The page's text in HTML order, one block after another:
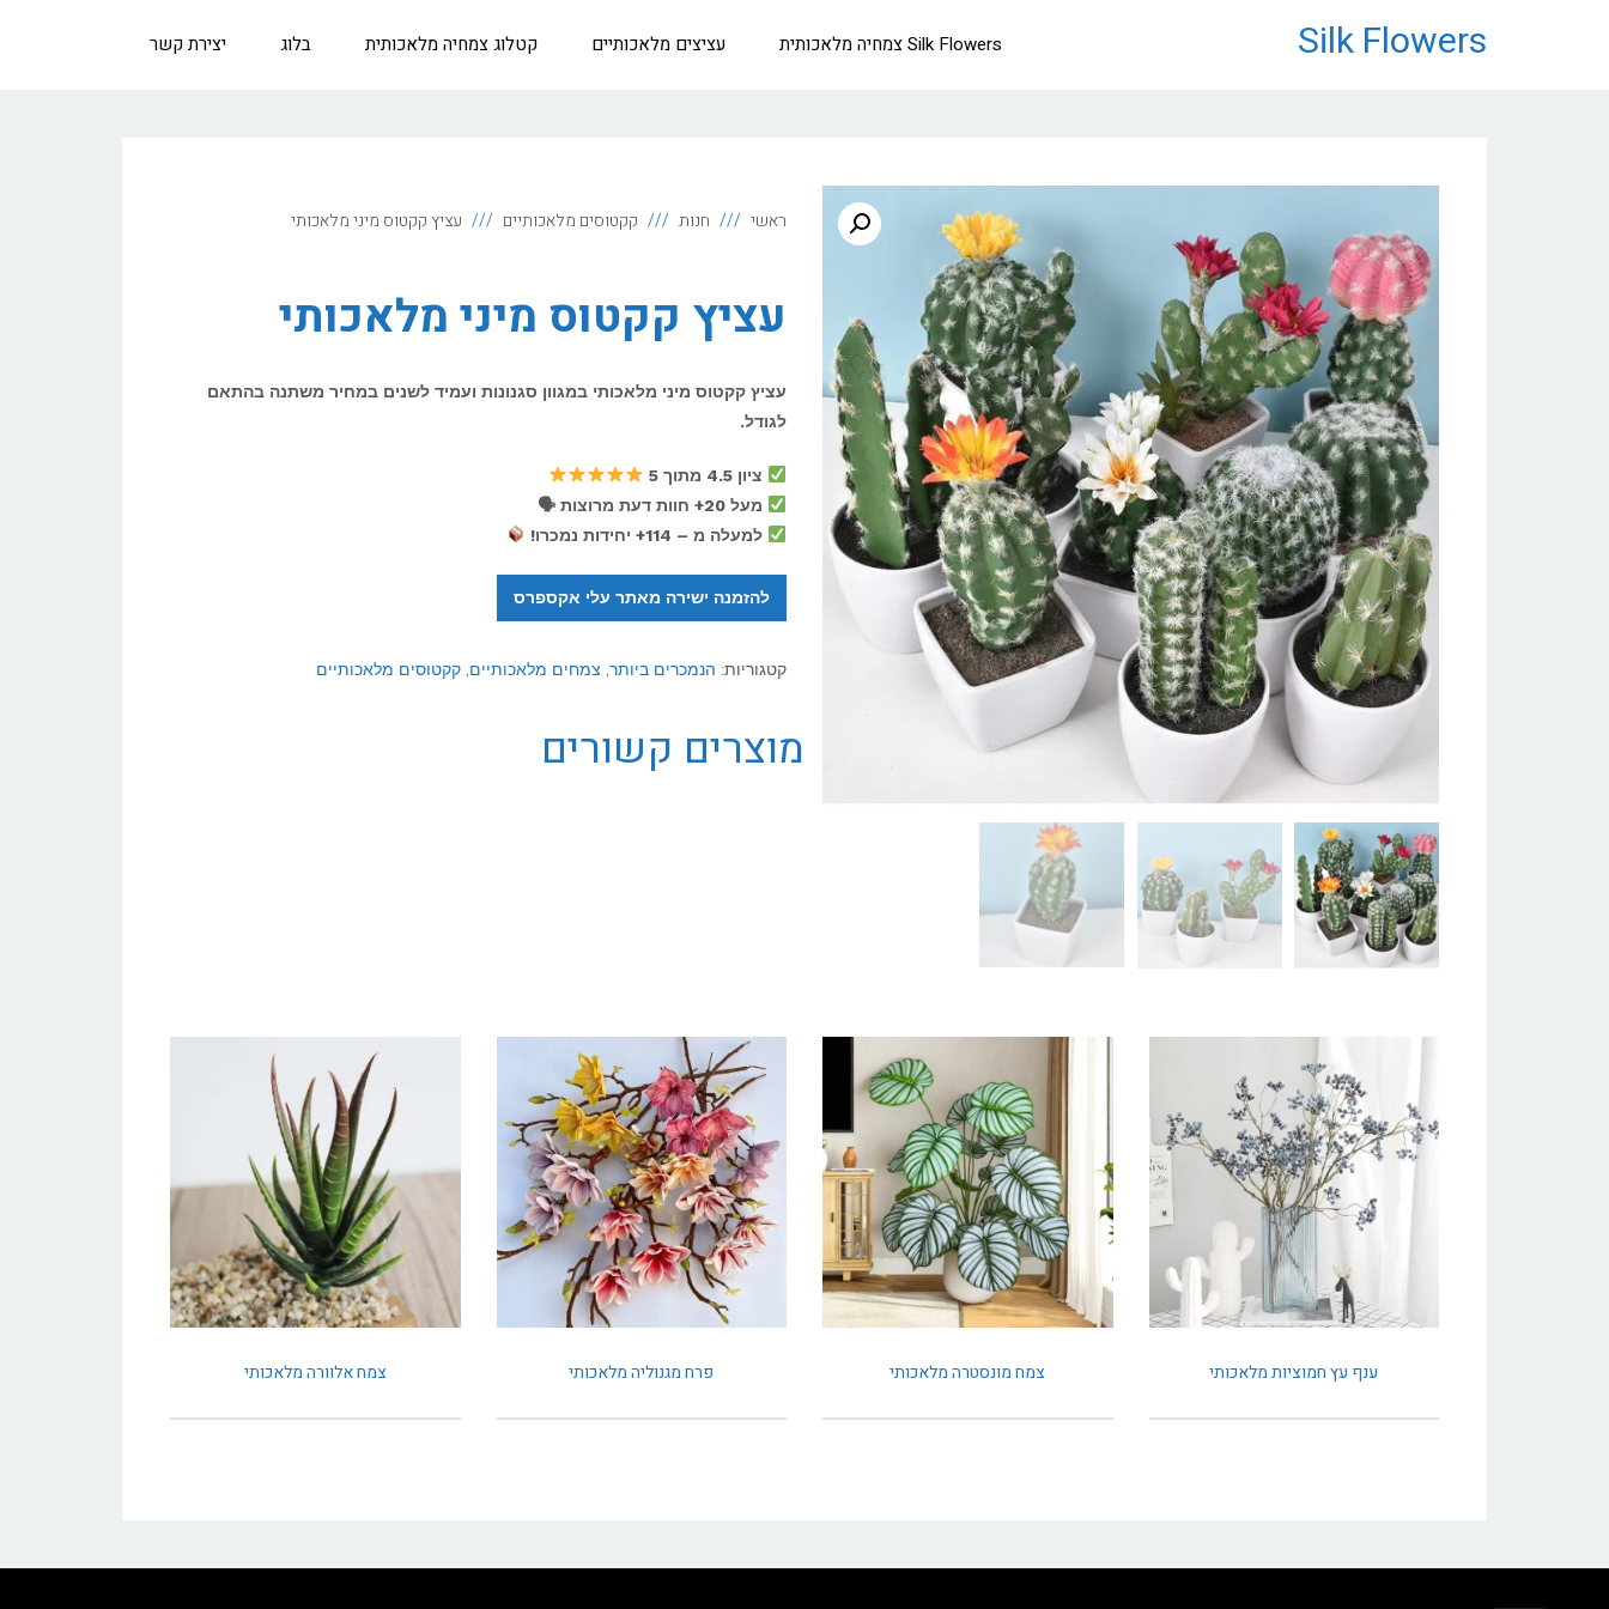
Silk Flowers Silk Flowers צמחיה מלאכותית עציצים מלאכותיים קטלוג צמחיה מלאכותית בלוג יצירת קשר
ראשי חנות קקטוסים מלאכותיים עציץ קקטוס מיני מלאכותי
עציץ קקטוס מיני מלאכותי
עציץ קקטוס מיני מלאכותי במגוון סגנונות ועמיד לשנים במחיר משתנה בהתאם
לגודל.
ציון 4.5 מתוך 5
מעל 20+ חוות דעת מרוצות 🗣
למעלה מ – 114+ יחידות נמכרו!
להזמנה ישירה מאתר עלי אקספרס
קטגוריות: הנמכרים ביותר צמחים מלאכותיים קקטוסים מלאכותיים
מוצרים קשורים
ענף עץ חמוציות מלאכותי צמח מונסטרה מלאכותי פרח מגנוליה מלאכותי צמח אלוורה מלאכותי